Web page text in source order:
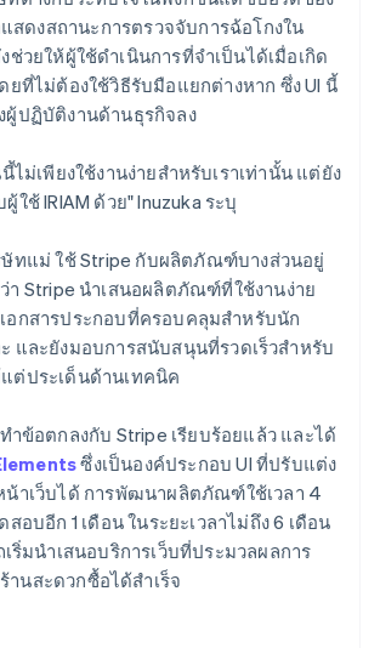
สดงสถานะการตรวจจับการฉ้อโกงใน
ช่วยให้ผู้ใช้ดำเนินการที่จำเป็นได้เมื่อเกิด
ยที่ไม่ต้องใช้วิธีรับมือแยกต่างหาก ซึ่ง UI นี้
ผู้ปฏิบัติงานด้านธุรกิจลง
นี้ไม่เพียงใช้งานง่ายสำหรับเราเท่านั้น แต่ยัง
ใช้ IRIAM ด้วย" Inuzuka ระบุ
ษัทแม่ ใช้ Stripe กับผลิตภัณฑ์บางส่วนอยู่
า Stripe นำเสนอผลิตภัณฑ์ที่ใช้งานง่าย
อกสารประกอบที่ครอบคลุมสำหรับนัก
และยังมอบการสนับสนุนที่รวดเร็วสำหรับ
ประเด็นด้านเทคนิค
ำข้อตกลงกับ Stripe เรียบร้อยแล้ว และได้
ซึ่งเป็นองค์ประกอบ UI ที่ปรับแต่ง
น้าเว็บได้ การพัฒนาผลิตภัณฑ์ใช้เวลา 4
อบอีก 1 เดือน ในระยะเวลาไม่ถึง 6 เดือน
เริ่มนำเสนอบริการเว็บที่ประมวลผลการ
านสะดวกซื้อได้สำเร็จ